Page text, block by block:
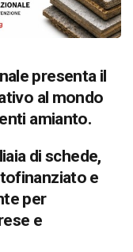
presenta il
al mondo
amianto.
di schede,
e
per
e